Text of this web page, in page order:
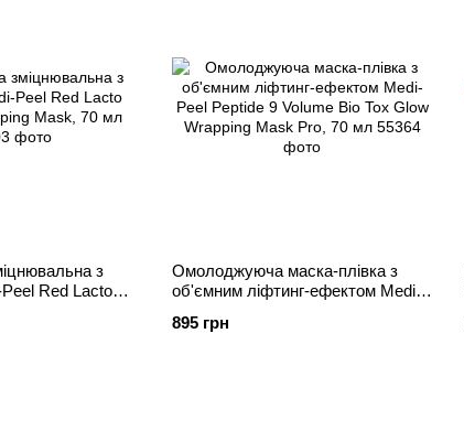
з
Red Lacto
Омолоджуюча маска-плівка з
об'ємним ліфтинг-ефектом Medi-
Glow Wrapping Mask Pro, 70 мл
895 грн